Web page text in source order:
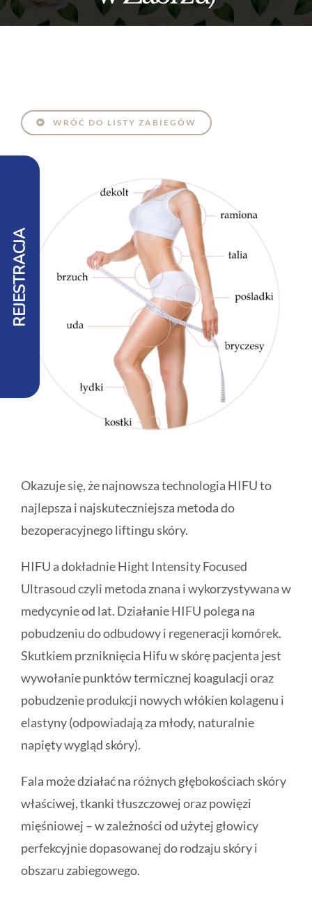
WRÓĆ DO LISTY ZABIEGÓW
Okazuje się, że najnowsza technologia HIFU to
najlepsza i najskuteczniejsza metoda do
bezoperacyjnego liftingu skóry.
HIFU a dokładnie Hight Intensity Focused
Ultrasoud czyli metoda znana i wykorzystywana w
medycynie od lat. Działanie HIFU polega na
pobudzeniu do odbudowy i regeneracji komórek.
Skutkiem przniknięcia Hifu w skórę pacjenta jest
wywołanie punktów termicznej koagulacji oraz
pobudzenie produkcji nowych włókien kolagenu i
elastyny (odpowiadają za młody, naturalnie
napięty wygląd skóry).
Fala może działać na różnych głębokościach skóry
właściwej, tkanki tłuszczowej oraz powięzi
mięśniowej – w zależności od użytej głowicy
perfekcyjnie dopasowanej do rodzaju skóry i
obszaru zabiegowego.
REJESTRACJA